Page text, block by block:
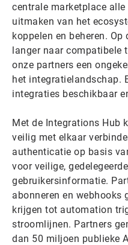
centrale marketplace
uitmaken van het
koppelen en beheren.
langer naar compatibele
onze partners een
het integratielandschap.
integraties beschikbaar
Met de Integrations Hub
veilig met elkaar
authenticatie op basis
voor veilige,
gebruikersinformatie.
abonneren en webhooks
krijgen tot automation
stroomlijnen. Partners
dan 50 miljoen publieke